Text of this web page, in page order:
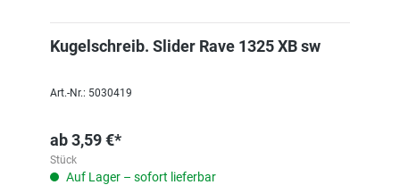
Kugelschreib. Slider Rave 1325 XB sw
Art.-Nr.: 5030419
ab3,59 €*
Stück
Auf Lager – sofort lieferbar